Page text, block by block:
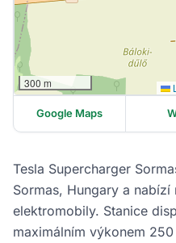
Tesla Supercharger
Sormas, Hungary a
elektromobily. Stanice
maximálním výkonem
300 m
Google Maps